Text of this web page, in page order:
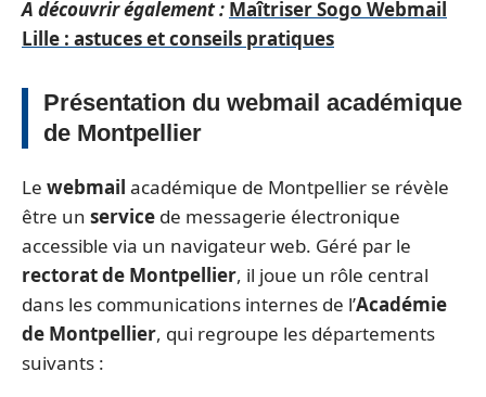
A découvrir également : Maîtriser Sogo Webmail
Lille : astuces et conseils pratiques
Présentation du webmail académique
de Montpellier
Le webmail académique de Montpellier se révèle
être un service de messagerie électronique
accessible via un navigateur web. Géré par le
rectorat de Montpellier, il joue un rôle central
dans les communications internes de l’Académie
de Montpellier, qui regroupe les départements
suivants :